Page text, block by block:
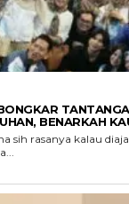
BENARKAH
sih rasanya kalau